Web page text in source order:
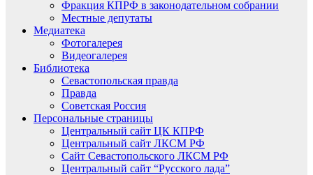
Фракция КПРФ в законодательном собрании
Местные депутаты
Медиатека
Фотогалерея
Видеогалерея
Библиотека
Севастопольская правда
Правда
Советская Россия
Персональные страницы
Центральный сайт ЦК КПРФ
Центральный сайт ЛКСМ РФ
Сайт Севастопольского ЛКСМ РФ
Центральный сайт “Русского лада”